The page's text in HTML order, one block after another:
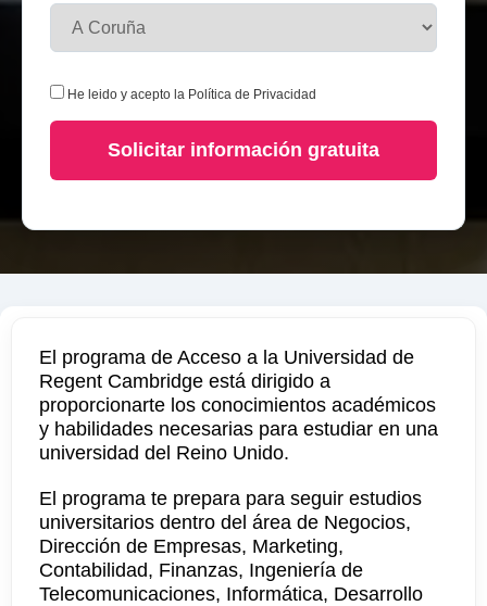
He leido y acepto la Política de Privacidad
Solicitar información gratuita
El programa de Acceso a la Universidad de
Regent Cambridge está dirigido a
proporcionarte los conocimientos académicos
y habilidades necesarias para estudiar en una
universidad del Reino Unido.
El programa te prepara para seguir estudios
universitarios dentro del área de Negocios,
Dirección de Empresas, Marketing,
Contabilidad, Finanzas, Ingeniería de
Telecomunicaciones, Informática, Desarrollo